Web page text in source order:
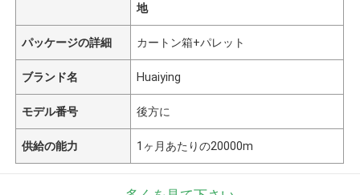
地
パッケージの詳細 カートン箱+パレット
ブランド名 Huaiying
モデル番号 後方に
供給の能力 1ヶ月あたりの20000m